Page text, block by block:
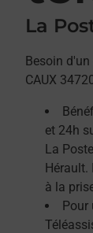
La
Besoin
CAUX
et 24h
La
Hérault.
à la
Pour